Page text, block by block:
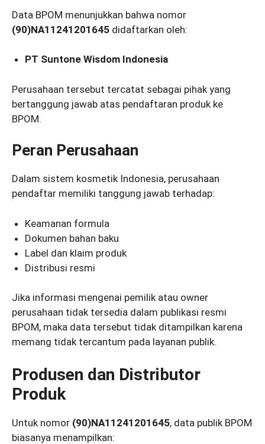
Data BPOM menunjukkan bahwa nomor
(90)NA11241201645 didaftarkan oleh:
PT Suntone Wisdom Indonesia
Perusahaan tersebut tercatat sebagai pihak yang
bertanggung jawab atas pendaftaran produk ke
BPOM.
Peran Perusahaan
Dalam sistem kosmetik Indonesia, perusahaan
pendaftar memiliki tanggung jawab terhadap:
Keamanan formula
Dokumen bahan baku
Label dan klaim produk
Distribusi resmi
Jika informasi mengenai pemilik atau owner
perusahaan tidak tersedia dalam publikasi resmi
BPOM, maka data tersebut tidak ditampilkan karena
memang tidak tercantum pada layanan publik.
Produsen dan Distributor
Produk
Untuk nomor (90)NA11241201645, data publik BPOM
biasanya menampilkan: